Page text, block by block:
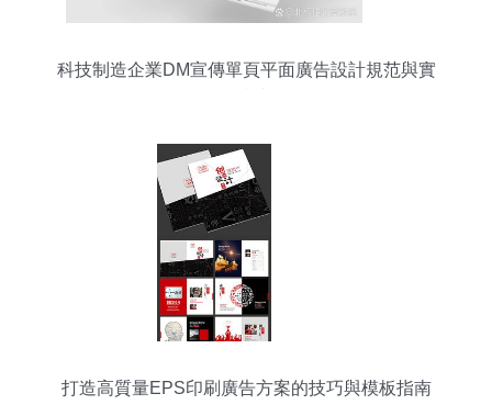
科技制造企業DM宣傳單頁平面廣告設計規范與實
打造高質量EPS印刷廣告方案的技巧與模板指南